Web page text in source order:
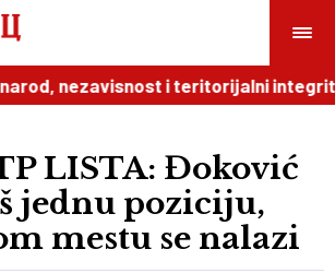
nezavisnost i teritorijalni integritet
LISTA: Đoković
jednu poziciju,
mestu se nalazi